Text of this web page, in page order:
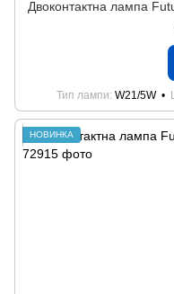
Двоконтактна лампа
Тип лампи W21/5W
НОВИНКА